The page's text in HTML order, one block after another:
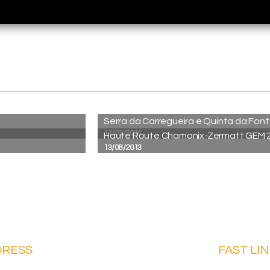
Serra da Carregueira e Quinta da
11/03/2014
Haute Route Chamonix-Zermatt GEM
13/08/2013
FAST